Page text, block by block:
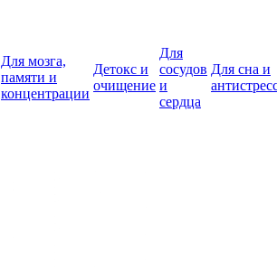
Для мозга,
памяти и
концентрации
Детокс и
очищение
Для
сосудов
и
сердца
Для сна и